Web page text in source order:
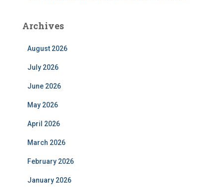
Archives
August 2026
July 2026
June 2026
May 2026
April 2026
March 2026
February 2026
January 2026